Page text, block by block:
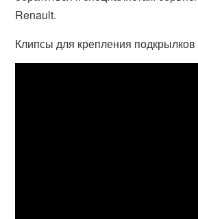
Renault.
Клипсы для крепления подкрылков